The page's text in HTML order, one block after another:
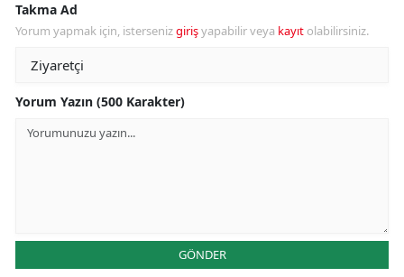
Takma Ad
Yorum yapmak için, istersenizgirişyapabilir veya kayıt olabilirsiniz.
Yorum Yazın (500 Karakter)
GÖNDER